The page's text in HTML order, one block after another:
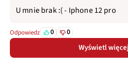
U mnie brak :( - Iphone 12 pro
Odpowiedz 0 0
Wyświetl